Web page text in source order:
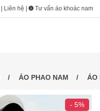
Liên hệ Tư vấn áo khoác nam
ÁO PHAO NAM ÁO
- 5%